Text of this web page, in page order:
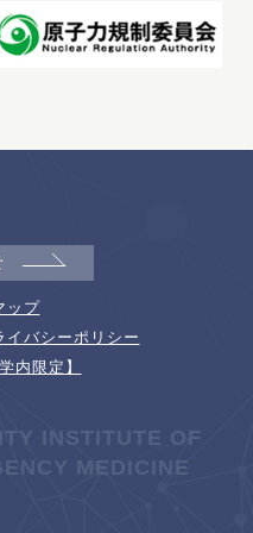
ップ
イバシーポリシー
内限定】
INSTITUTE OF
MEDICINE